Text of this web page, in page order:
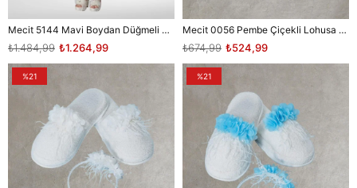
Mecit 5144 Mavi Boydan Düğmeli Kadın Pijama Takımı
₺1.264,99
₺1.484,99
Mecit 0056 Pembe Çiçekli Lohusa Taç Terlik Seti
₺524,99
₺674,99
%21 %21